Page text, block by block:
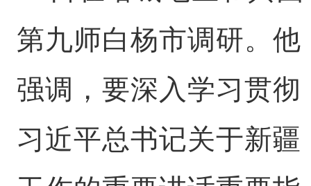
第九师白杨市调研。他
强调，要深入学习贯彻
习近平总书记关于新疆